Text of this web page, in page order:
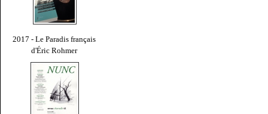
2017 - Le Paradis français
d'Éric Rohmer